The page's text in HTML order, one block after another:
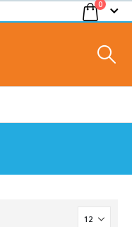
0